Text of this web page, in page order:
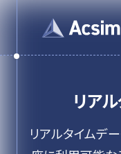
リア
リアルタイムデ